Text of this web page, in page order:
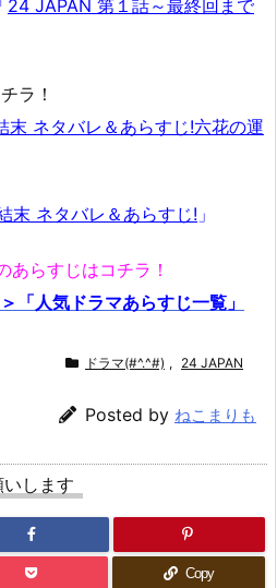
24 JAPAN 第１話～最終回まで
ラ！
末 ネタバレ＆あらすじ!六花の運
末 ネタバレ＆あらすじ! 」
あらすじはコチラ！
「人気ドラマあらすじ一覧」
ドラマ(#^.^#) , 24 JAPAN
Posted by ねこまりも
します
Copy